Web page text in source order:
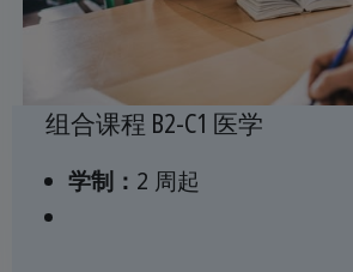
组合课程 B2-C1 医学
学制： 2 周起